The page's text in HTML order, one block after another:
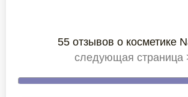
55 отзывов о косметике
следующая страница